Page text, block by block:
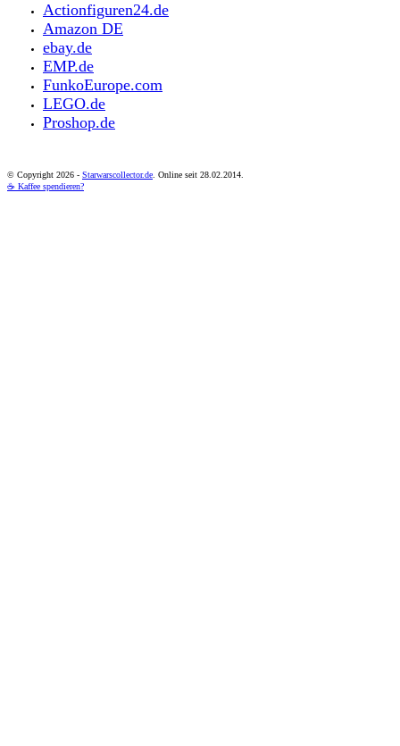
Actionfiguren24.de
Amazon DE
ebay.de
EMP.de
FunkoEurope.com
LEGO.de
Proshop.de
© Copyright 2026 - Starwarscollector.de . Online seit 28.02.2014.
☕ Kaffee spendieren?